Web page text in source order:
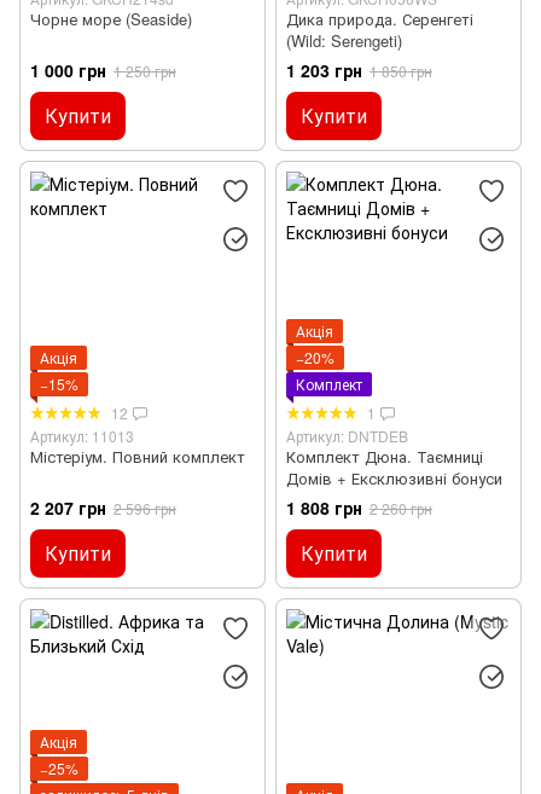
Чорне море (Seaside)
1 000 грн 1 250 грн
Купити
Дика природа. Серенгеті
(Wild: Serengeti)
1 203 грн 1 850 грн
Купити
Акція
−15%
12
Артикул: 11013
Містеріум. Повний комплект
2 207 грн 2 596 грн
Купити
Акція
−20%
Комплект
1
Артикул: DNTDEB
Комплект Дюна. Таємниці
Домів + Ексклюзивні бонуси
1 808 грн 2 260 грн
Купити
Акція
−25%